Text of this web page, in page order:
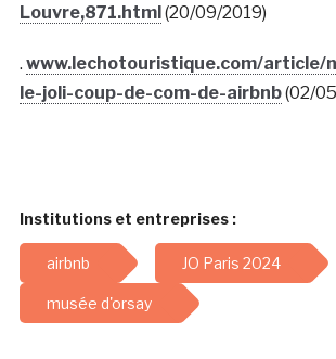
Louvre,871.html(20/09/2019)
. www.lechotouristique.com/article/
le-joli-coup-de-com-de-airbnb(02/
Institutions et entreprises :
airbnb JO Paris 2024
musée d'orsay